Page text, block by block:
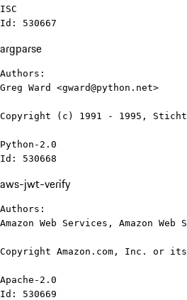
ISC
Id: 530667
argparse
Authors:
Greg Ward <gward@python.net>
Copyright (c) 1991 - 1995,
Python-2.0
Id: 530668
aws-jwt-verify
Authors:
Amazon Web Services, Amazon
Copyright Amazon.com, Inc. or
Apache-2.0
Id: 530669